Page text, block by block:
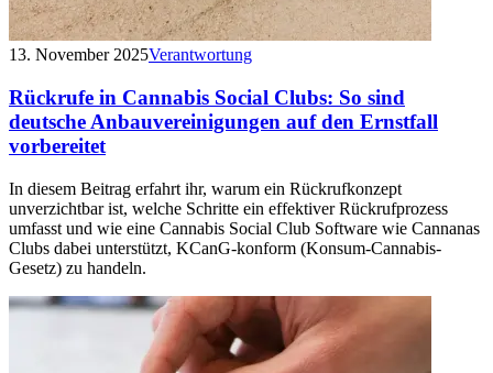
13. November 2025Verantwortung
Rückrufe in Cannabis Social Clubs: So sind
deutsche Anbauvereinigungen auf den Ernstfall
vorbereitet
In diesem Beitrag erfahrt ihr, warum ein Rückrufkonzept
unverzichtbar ist, welche Schritte ein effektiver Rückrufprozess
umfasst und wie eine Cannabis Social Club Software wie Cannanas
Clubs dabei unterstützt, KCanG-konform (Konsum-Cannabis-
Gesetz) zu handeln.